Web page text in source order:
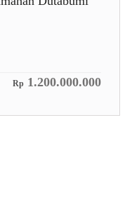
Rp 1.200.000.000